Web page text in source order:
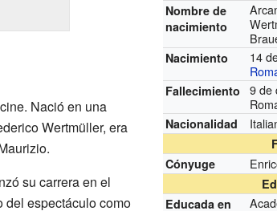
Nombre de
nacimiento
Nacimiento
14
Fallecimiento
9 de
Nacionalidad
Cónyuge
Educada en
Nació en una
Wertmüller, era
su carrera en el
del espectáculo como